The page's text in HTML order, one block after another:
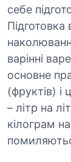
себе
варінні
основне
(фруктів) і
– літр на
кілограм